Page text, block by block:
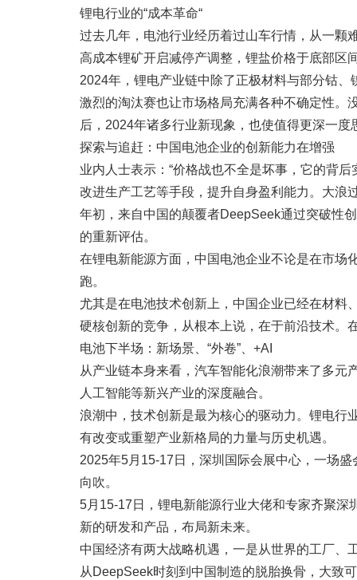
锂电行业的“成本革命“
过去几年，电池行业经历着过山车行情，从一颗
高成本锂矿开启减停产调整，锂盐价格于底部区
2024年，锂电产业链中除了正极材料与部分钴
激烈的淘汰赛也让市场格局充满各种不确定性。
后，2024年诸多行业新现象，也使值得更深一
探索与追赶：中国电池企业的创新能力在增强
业内人士表示：“价格战也不全是坏事，它的背
改进生产工艺等手段，提升自身盈利能力。大浪
年初，来自中国的颠覆者DeepSeek通过突破性
的重新评估。
在锂电新能源方面，中国电池企业不论是在市场
跑。
尤其是在电池技术创新上，中国企业已经在材料
硬核创新的竞争，从根本上说，在于前沿技术。
电池下半场：新场景、“外卷”、+AI
从产业链本身来看，汽车智能化浪潮带来了多
人工智能等新兴产业的深度融合。
浪潮中，技术创新是最为核心的驱动力。锂电行
有改变或重塑产业新格局的力量与历史机遇。
2025年5月15-17日，深圳国际会展中心，一场
向吹。
5月15-17日，锂电新能源行业大佬和专家齐聚
新的研发和产品，布局新未来。
中国经济有两大战略机遇，一是从世界的工厂、
从DeepSeek时刻到中国制造的脱胎换骨，大致